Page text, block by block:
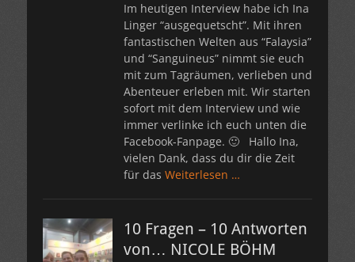
Im heutigen Interview habe ich Ina
Linger “ausgequetscht”. Mit ihren
fantastischen Welten aus “Falaysia”
und “Sanguineus” nimmt sie euch
mit zum Tagräumen, verlieben und
Abenteuer erleben mit. Wir starten
sofort mit dem Interview und wie
immer verlinke ich euch unten die
Facebook-Fanpage. 🙂 Hallo Ina,
vielen Dank, dass du dir die Zeit
für das Weiterlesen …
10 Fragen – 10 Antworten
von… NICOLE BÖHM